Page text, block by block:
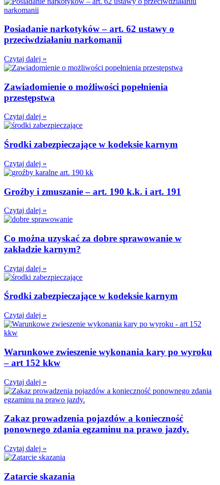
Posiadanie narkotyków – art. 62 ustawy o
przeciwdziałaniu narkomanii
Czytaj dalej »
Zawiadomienie o możliwości popełnienia
przestępstwa
Czytaj dalej »
Środki zabezpieczające w kodeksie karnym
Czytaj dalej »
Groźby i zmuszanie – art. 190 k.k. i art. 191
Czytaj dalej »
Co można uzyskać za dobre sprawowanie w
zakładzie karnym?
Czytaj dalej »
Środki zabezpieczające w kodeksie karnym
Czytaj dalej »
Warunkowe zwieszenie wykonania kary po wyroku
– art 152 kkw
Czytaj dalej »
Zakaz prowadzenia pojazdów a konieczność
ponownego zdania egzaminu na prawo jazdy.
Czytaj dalej »
Zatarcie skazania